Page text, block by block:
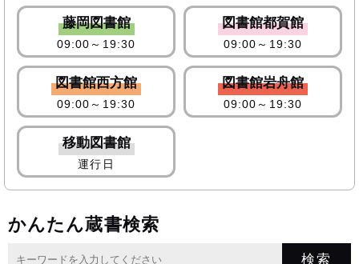
藤岡図書館
09:00～19:30
図書館都賀館
09:00～19:30
図書館西方館
09:00～19:30
図書館岩舟館
09:00～19:30
移動図書館
運行日
かんたん蔵書検索